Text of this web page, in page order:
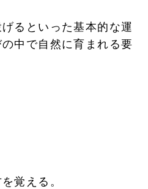
るといった基本的な運
中で自然に育まれる要
覚える。